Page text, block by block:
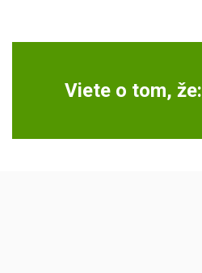
Viete o tom, že: